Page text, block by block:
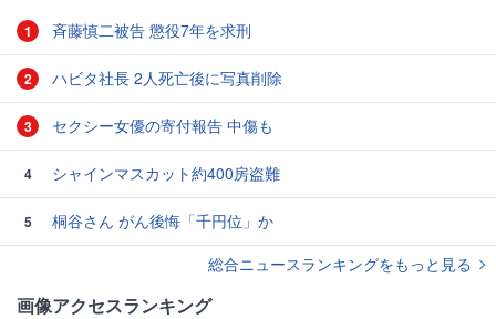
1 斉藤慎二被告 懲役7年を求刑
2 ハビタ社長 2人死亡後に写真削除
3 セクシー女優の寄付報告 中傷も
4 シャインマスカット約400房盗難
5
桐谷さん がん後悔「千円位」か
総合ニュースランキングをもっと見る
画像アクセスランキング